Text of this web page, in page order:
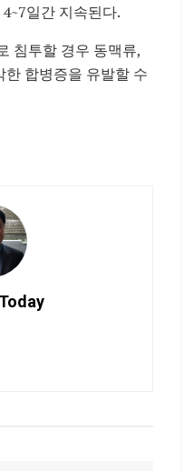
일간 지속된다.
침투할 경우 동맥류,
합병증을 유발할 수